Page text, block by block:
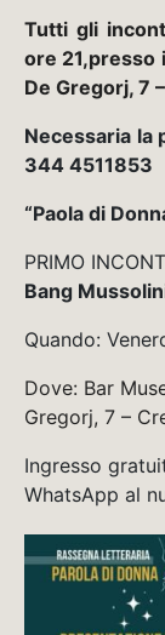
Tutti gli
ore 21,presso
De Gregorj, 7
Necessaria la
344 4511853
“Paola di
PRIMO
Bang
Quando:
Dove: Bar
Gregorj, 7 –
Ingresso
WhatsApp al